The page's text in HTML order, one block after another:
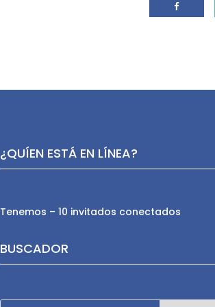
¿QUÍEN ESTÁ EN LÍNEA?
Tenemos – 10 invitados conectados
BUSCADOR